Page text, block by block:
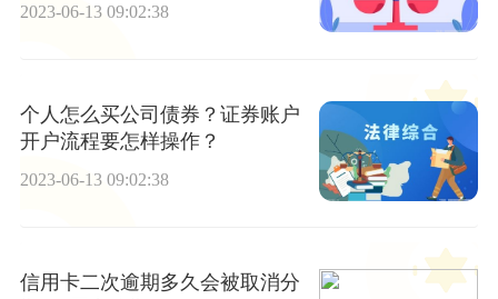
2023-06-13 09:02:38
个人怎么买公司债券？证券账户
开户流程要怎样操作？
2023-06-13 09:02:38
信用卡二次逾期多久会被取消分